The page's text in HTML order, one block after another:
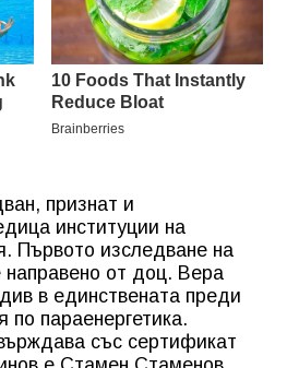
признат и
институции на
Първото изследване на
направено от доц. Вера
в единствената преди
по параенергетика.
със сертификат